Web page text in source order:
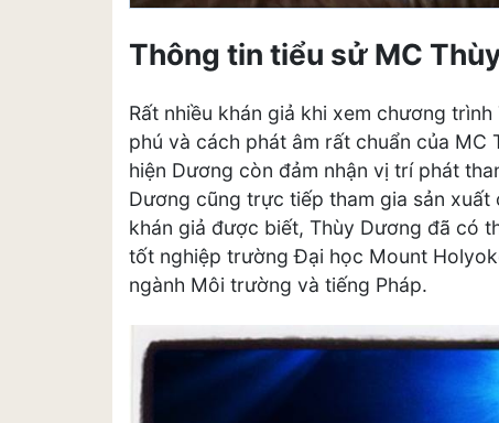
Thông tin tiểu sử MC
Rất nhiều khán giả khi xem chương
phú và cách phát âm rất chuẩn của MC
hiện Dương còn đảm nhận vị trí phát
Dương cũng trực tiếp tham gia sản
khán giả được biết, Thùy Dương đã có
tốt nghiệp trường Đại học Mount
ngành Môi trường và tiếng Pháp.